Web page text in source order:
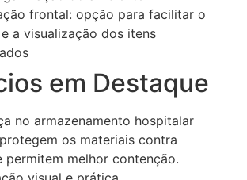
frontal: opção para facilitar o
a visualização dos itens
em Destaque
no armazenamento hospitalar
os materiais contra
permitem melhor contenção.